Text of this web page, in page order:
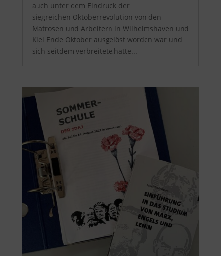
auch unter dem Eindruck der
siegreichen Oktoberrevolution von den
Matrosen und Arbeitern in Wilhelmshaven und
Kiel Ende Oktober ausgelöst worden war und
sich seitdem verbreitete,hatte...